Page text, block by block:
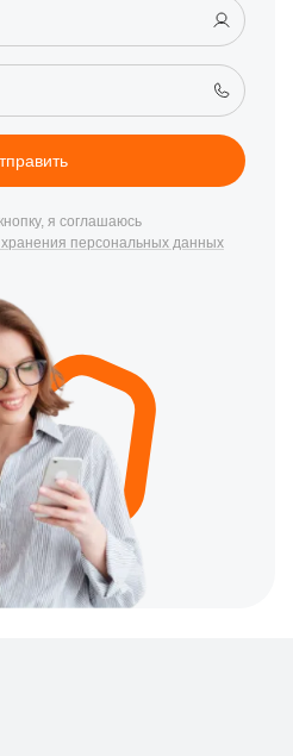
я соглашаюсь
персональных данных